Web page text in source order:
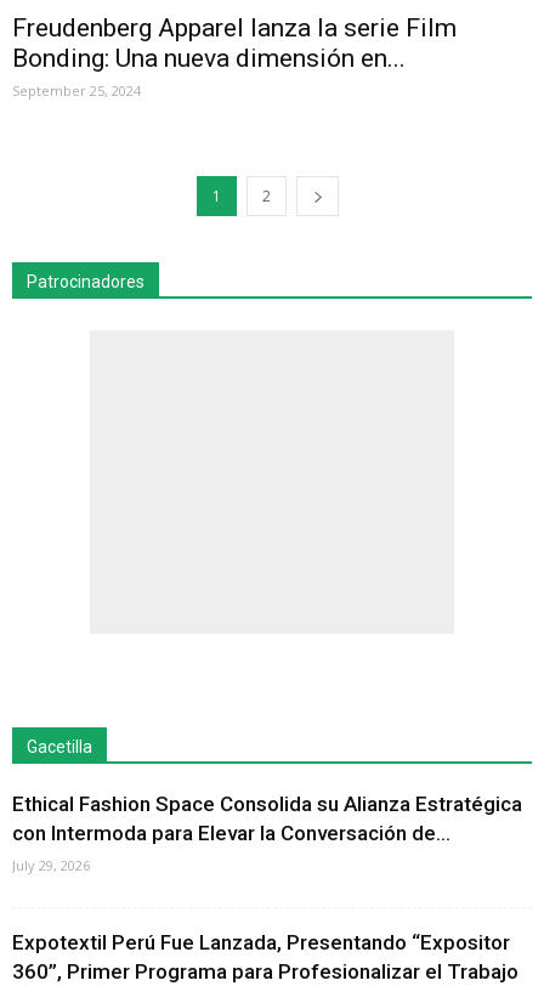
Freudenberg Apparel lanza la serie Film
Bonding: Una nueva dimensión en...
September 25, 2024
1 2
Patrocinadores
Gacetilla
Ethical Fashion Space Consolida su Alianza Estratégica
con Intermoda para Elevar la Conversación de...
July 29, 2026
Expotextil Perú Fue Lanzada, Presentando “Expositor
360”, Primer Programa para Profesionalizar el Trabajo